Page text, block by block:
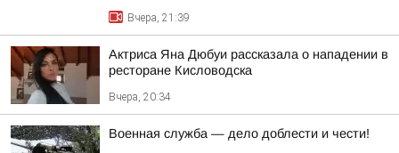
Вчера, 21:39
Актриса Яна Дюбуи рассказала о нападении в
ресторане Кисловодска
Вчера, 20:34
Военная служба — дело доблести и чести!